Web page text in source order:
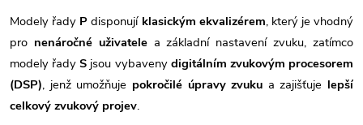
Modely řady P disponují klasickým ekvalizérem, který je vhodný
pro nenáročné uživatelea základní nastavení zvuku, zatímco
modely řadyS jsou vybaveny digitálním zvukovým procesorem
(DSP), jenž umožňuje pokročilé úpravy zvuku a zajišťuje lepší
celkový zvukový projev.